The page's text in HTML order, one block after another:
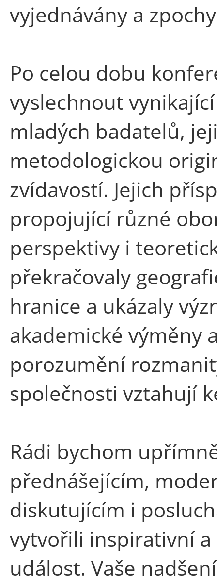
vyjednávány a
Po celou dobu
vyslechnout
mladých badatelů,
metodologickou
zvídavostí. Jejich
propojující různé
perspektivy i
překračovaly
hranice a ukázaly
akademické výměny
porozumění
společnosti vztahují
Rádi bychom
přednášejícím,
diskutujícím i
vytvořili inspirativní
událost. Vaše